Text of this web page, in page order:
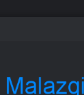
ve